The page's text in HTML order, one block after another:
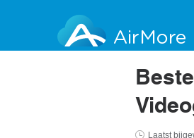
AirMore
Laatst